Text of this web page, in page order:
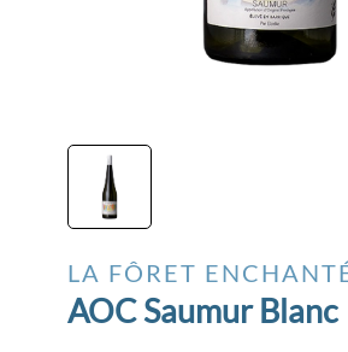
LA FÔRET
AOC Saumur Blanc